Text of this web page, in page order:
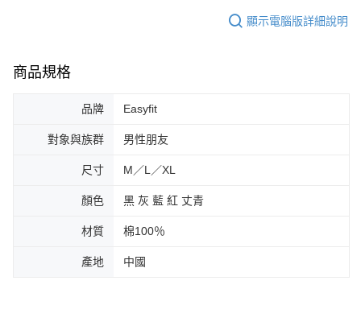
顯示電腦版詳細說明
商品規格
品牌 Easyfit
對象與族群 男性朋友
尺寸 M／L／XL
顏色 黑 灰 藍 紅 丈青
材質 棉100％
產地 中國